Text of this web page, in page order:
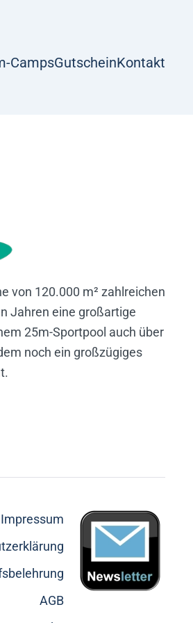
CampsGutscheinKontakt
von 120.000 m² zahlreichen
Jahren eine großartige
25m-Sportpool auch über
noch ein großzügiges
Impressum
AGB